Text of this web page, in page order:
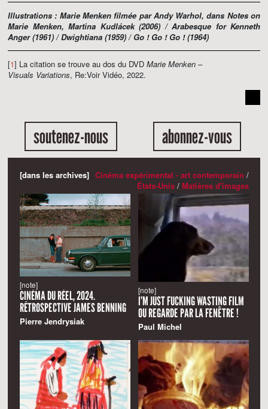
Illustrations : Marie Menken filmée par Andy Warhol, dans Notes on
Marie Menken, Martina Kudlácek (2006) / Arabesque for Kenneth
Anger (1961) / Dwightiana (1959) / Go ! Go ! Go ! (1964)
[1] La citation se trouve au dos du DVD Marie Menken –
Visuals Variations, Re:Voir Vidéo, 2022.
soutenez-nous abonnez-vous
[dans les archives] Cinéma expérimental - art contemporain /
États-Unis/ Matières d'images
[note]
CINÉMA DU RÉEL, 2024.
RÉTROSPECTIVE JAMES BENNING
Pierre Jendrysiak
[note]
I’M JUST FUCKING WASTING FILM
OU REGARDE PAR LA FENÊTRE !
Paul Michel